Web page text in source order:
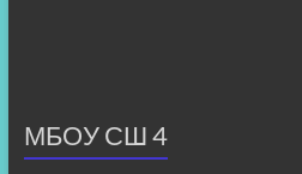
МБОУ СШ 4